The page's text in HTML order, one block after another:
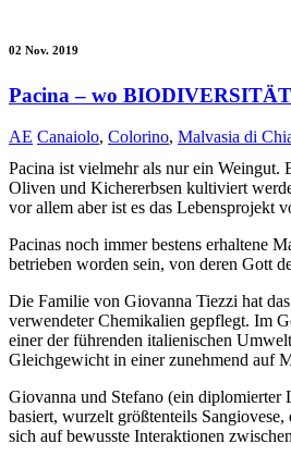
02 Nov. 2019
Pacina – wo
AE Canaiolo, Colorino, Malvasia di
Pacina ist vielmehr als nur ein
Oliven und Kichererbsen kultiviert
vor allem aber ist es das Lebensprojekt
Pacinas noch immer bestens erhaltene
betrieben worden sein, von deren Gott
Die Familie von Giovanna Tiezzi hat
verwendeter Chemikalien gepflegt. Im
einer der führenden italienischen
Gleichgewicht in einer zunehmend auf
Giovanna und Stefano (ein diplomierter
basiert, wurzelt größtenteils
sich auf bewusste Interaktionen